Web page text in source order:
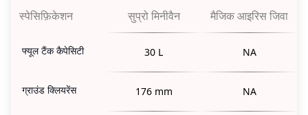
स्पेसिफ़िकेशन सुप्रो मिनीवैन मैजिक आइरिस जिवा
फ्यूल टैंक कैपेसिटी 30 L NA
ग्राउंड क्लियरेंस 176 mm NA